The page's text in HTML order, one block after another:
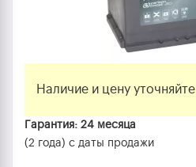
Наличие и цену
Гарантия: 24 месяца
(2 года) с даты продажи